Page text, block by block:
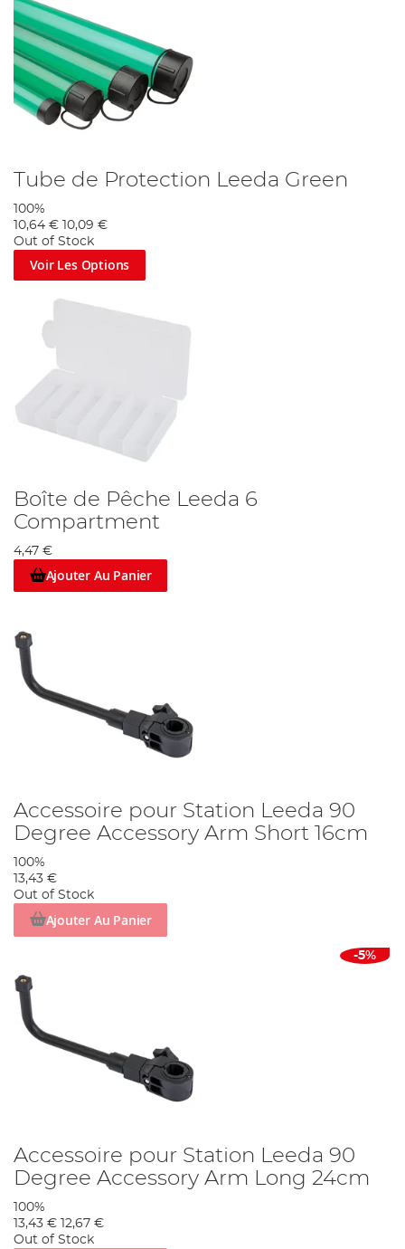
Tube de Protection Leeda Green
100%
10,64 €
10,09 €
Out of Stock
Voir Les Options
Boîte de Pêche Leeda 6
Compartment
4,47 €
Ajouter Au Panier
Accessoire pour Station Leeda 90
Degree Accessory Arm Short 16cm
100%
13,43 €
Out of Stock
Ajouter Au Panier
-5%
Accessoire pour Station Leeda 90
Degree Accessory Arm Long 24cm
100%
13,43 € 12,67 €
Out of Stock